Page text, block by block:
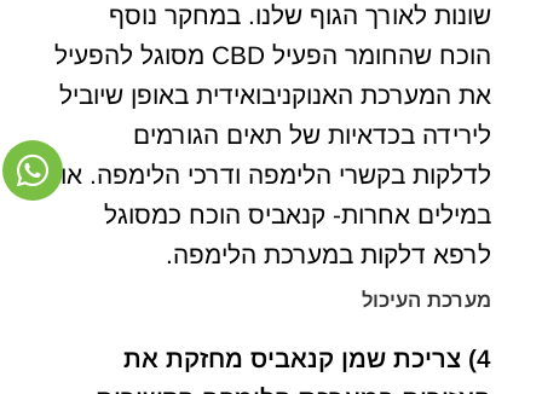
שונות לאורך הגוף שלנו. במחקר נוסף
הוכח שהחומר הפעיל CBD מסוגל להפעיל
את המערכת האנוקניבואידית באופן שיוביל
לירידה בכדאיות של תאים הגורמים
לדלקות בקשרי הלימפה ודרכי הלימפה. או
במילים אחרות- קנאביס הוכח כמסוגל
לרפא דלקות במערכת הלימפה.
מערכת העיכול
4) צריכת שמן קנאביס מחזקת את